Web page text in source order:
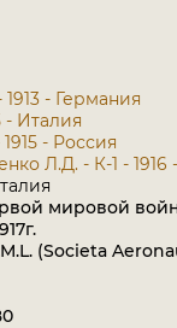
- Германия
- Италия
- Россия
Л.Д. - К-1 - 1916
мировой
(Societa